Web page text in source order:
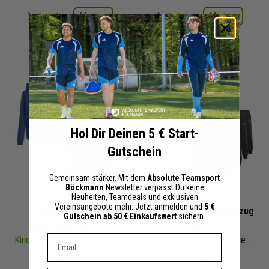
Details Merken
+ 1 Interessenten
Details Merken
+ 1 Interessenten
adidas Entrada 26
Kinder
480,00 €
Nike Park 26 Sweatsanzug
Herren Damen 2-teilig | Fleece Hoodie Blank Fleece Sweathose | Jogginganzug Satz
659,80 €
Hol Dir Deinen 5 € Start-
Gutschein
Gemeinsam stärker. Mit dem Absolute Teamsport
Böckmann Newsletter verpasst Du keine
Neuheiten, Teamdeals und exklusiven
Vereinsangebote mehr. Jetzt anmelden und 5 €
Gutschein ab 50 € Einkaufswert sichern.
Dein E-mail Adresse